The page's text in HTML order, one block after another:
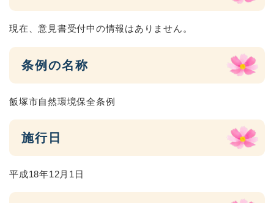
現在、意見書受付中の情報はありません。
条例の名称
飯塚市自然環境保全条例
施行日
平成18年12月1日